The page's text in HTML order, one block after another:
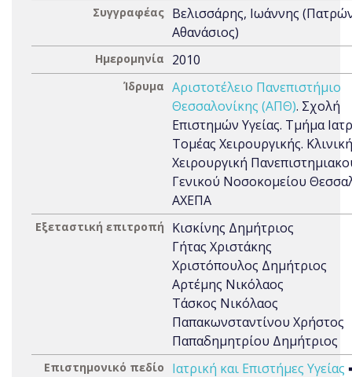
Συγγραφέας Βελισσάρης, Ιωάννης
Αθανάσιος)
Ημερομηνία 2010
Ίδρυμα Αριστοτέλειο Πανεπιστήμιο
Θεσσαλονίκης (ΑΠΘ). Σχολή
Επιστημών Υγείας. Τμήμα
Τομέας Χειρουργικής.
Χειρουργική
Γενικού Νοσοκομείου
ΑΧΕΠΑ
Εξεταστική επιτροπή
Κισκίνης Δημήτριος
Γήτας Χριστάκης
Χριστόπουλος Δημήτριος
Αρτέμης Νικόλαος
Τάσκος Νικόλαος
Παπακωνσταντίνου Χρήστος
Παπαδημητρίου Δημήτριος
Επιστημονικό πεδίο Ιατρική και Επιστήμες Υγείας